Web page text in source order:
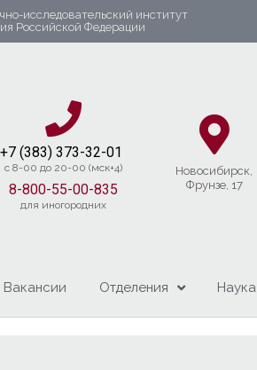
исследовательский институт
Российской Федерации
+7 (383) 373-32-01​
c 8-00 до 20-00 (мск+4)
8-800-55-00-835
для иногородних
Новосибирcк,
Фрунзе, 17
Вакансии Отделения Наука